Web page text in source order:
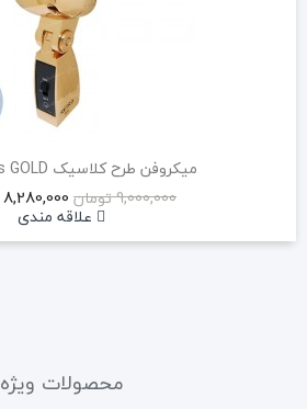
میکروفن طرح کلاسیک RETRO 60s GOLD
9,000,000 تومان
8,280,000 تومان
علاقه مندی
محصولات ویژه